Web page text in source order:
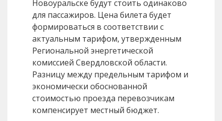
Новоуральске будут стоить одинаково
для пассажиров. Цена билета будет
формироваться в соответствии с
актуальным тарифом, утвержденным
Региональной энергетической
комиссией Свердловской области.
Разницу между предельным тарифом и
экономически обоснованной
стоимостью проезда перевозчикам
компенсирует местный бюджет.